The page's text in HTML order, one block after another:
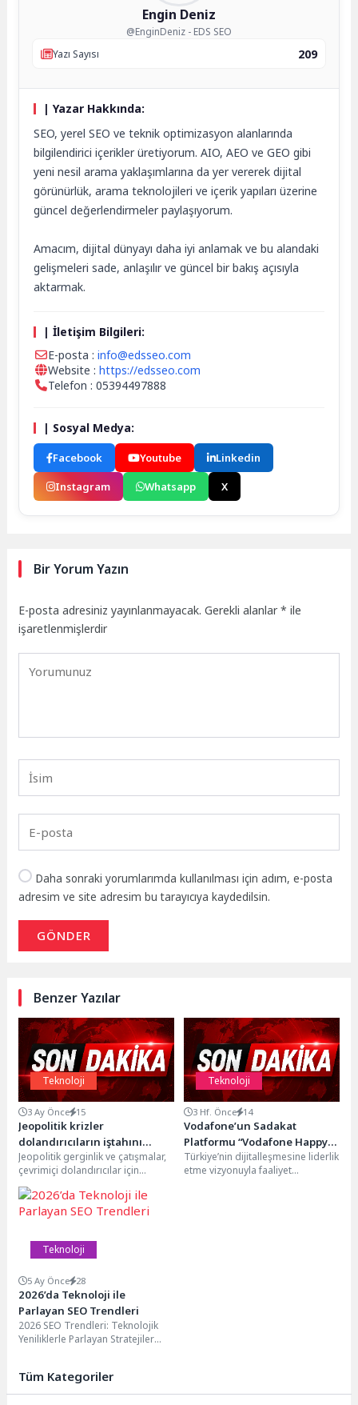
Engin Deniz
@EnginDeniz - EDS SEO
Yazı Sayısı
209
| Yazar Hakkında:
SEO, yerel SEO ve teknik optimizasyon alanlarında
bilgilendirici içerikler üretiyorum. AIO, AEO ve GEO gibi
yeni nesil arama yaklaşımlarına da yer vererek dijital
görünürlük, arama teknolojileri ve içerik yapıları üzerine
güncel değerlendirmeler paylaşıyorum.
Amacım, dijital dünyayı daha iyi anlamak ve bu alandaki
gelişmeleri sade, anlaşılır ve güncel bir bakış açısıyla
aktarmak.
| İletişim Bilgileri:
E-posta :info@edsseo.com
Website :https://edsseo.com
Telefon : 05394497888
| Sosyal Medya:
Facebook Youtube
Linkedin
Instagram
Whatsapp X
Bir Yorum Yazın
E-posta adresiniz yayınlanmayacak. Gerekli alanlar* ile
işaretlenmişlerdir
Daha sonraki yorumlarımda kullanılması için adım, e-posta
adresim ve site adresim bu tarayıcıya kaydedilsin.
GÖNDER
Benzer Yazılar
Teknoloji
3 Ay Önce 15
Jeopolitik krizler
dolandırıcıların iştahını
kabartıyor
Jeopolitik gerginlik ve çatışmalar,
çevrimiçi dolandırıcılar için
potansiyel fırsatlar doğuruyor.
Dolandırıcılar, bu olayların
potansiyel kurbanların...
Teknoloji
3 Hf. Önce 14
Vodafone’un Sadakat
Platformu “Vodafone Happy”
Bir Yaşında
Türkiye’nin dijitalleşmesine liderlik
etme vizyonuyla faaliyet
Teknoloji
5 Ay Önce 28
2026’da Teknoloji ile
Parlayan SEO Trendleri
2026 SEO Trendleri: Teknolojik
Yeniliklerle Parlayan Stratejiler
yenilikler...
Tüm Kategoriler